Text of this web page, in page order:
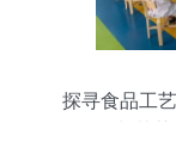
探寻食品工